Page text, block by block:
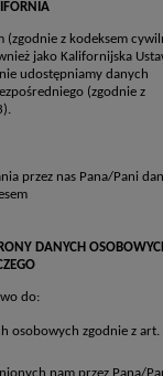
(zgodnie z kodeksem
jako Kalifornijska
udostępniamy danych
(zgodnie z
przez nas Pana/Pani
DANYCH
do:
osobowych zgodnie z art.